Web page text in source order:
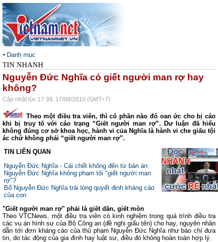
Danh mục
TIN NHANH
Nguyễn Đức Nghĩa có giết người man rợ hay
không?
Cập nhật lúc 17:39, 17/08/2010 (GMT+7)
Theo một điều tra viên, thì có phần nào đó oan ức cho bị cáo
khi bị truy tố với cáo trạng “Giết người man rợ”. Dư luận đã hiểu
không đúng cơ sở khoa học, hành vi của Nghĩa là hành vi che giấu tội
ác chứ không phải “giết người man rợ”.
TIN LIÊN QUAN
Nguyễn Đức Nghĩa - Cái chết không đến từ bản án
Nguyễn Đức Nghĩa không phạm tội "giết người man
rợ"?
Bố Nguyễn Đức Nghĩa trải lòng quyết định kháng cáo
của con
"Giết người man rợ" phải là giết dần, giết mòn
Theo VTCNews, một điều tra viên có kinh nghiệm trong quá trình điều tra
các vụ án hình sự của Bộ Công an (đề nghị giấu tên) cho hay, nguyên nhân
dẫn tới đơn kháng cáo của thủ phạm Nguyễn Đức Nghĩa như báo chí đưa
tin, do tác động của gia đình hay luật sư, điều đó không hoàn toàn hợp lý.